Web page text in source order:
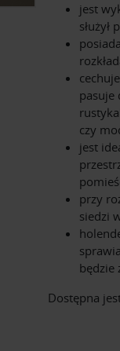
jest
służył
pasuje
czy
jest
przy
siedzi
będzie
Dostępna